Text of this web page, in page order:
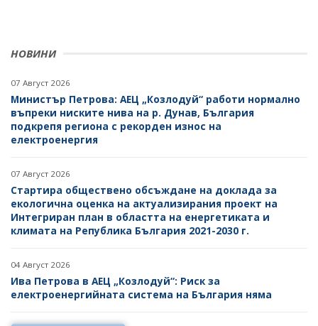
НОВИНИ
07 Август 2026
Министър Петрова: АЕЦ „Козлодуй“ работи нормално
въпреки ниските нива на р. Дунав, България
подкрепя региона с рекорден износ на
електроенергия
07 Август 2026
Стартира обществено обсъждане на доклада за
екологична оценка на актуализирания проект на
Интегриран план в областта на енергетиката и
климата на Република България 2021-2030 г.
04 Август 2026
Ива Петрова в АЕЦ „Козлодуй“: Риск за
електроенергийната система на България няма